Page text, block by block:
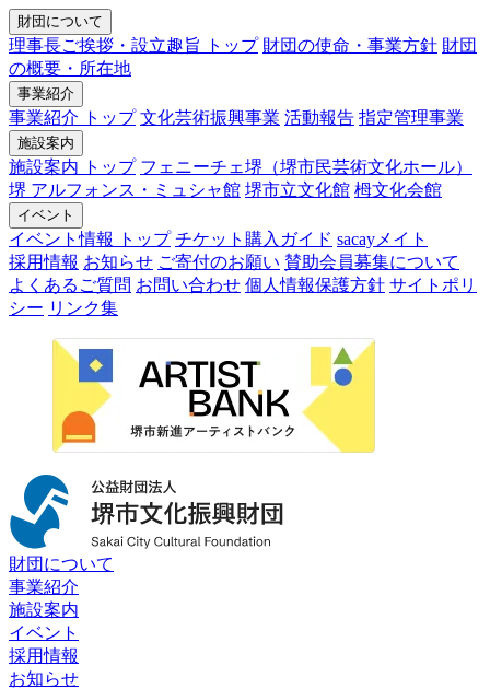
財団について
理事長ご挨拶・設立趣旨 トップ 財団の使命・事業方針 財団
の概要・所在地
事業紹介
事業紹介 トップ 文化芸術振興事業 活動報告 指定管理事業
施設案内
施設案内 トップ フェニーチェ堺（堺市民芸術文化ホール）
堺 アルフォンス・ミュシャ館 堺市立文化館 栂文化会館
イベント
イベント情報 トップ チケット購入ガイド sacayメイト
採用情報 お知らせ ご寄付のお願い 賛助会員募集について
よくあるご質問 お問い合わせ 個人情報保護方針 サイトポリ
シー リンク集
財団について
事業紹介
施設案内
イベント
採用情報
お知らせ